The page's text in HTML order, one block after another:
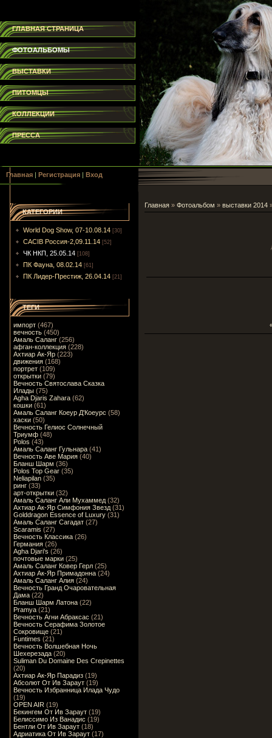
ГЛАВНАЯ СТРАНИЦА
ФОТОАЛЬБОМЫ
ВЫСТАВКИ
ПИТОМЦЫ
КОЛЛЕКЦИИ
ПРЕССА
Главная | Регистрация | Вход
КАТЕГОРИИ
World Dog Show, 07-10.08.14 [30]
CACIB Россия-2,09.11.14 [52]
ЧК НКП, 25.05.14 [108]
ПК Фауна, 08.02.14 [61]
ПК Лидер-Престиж, 26.04.14 [21]
ТЕГИ
импорт (467)
вечность (450)
Амаль Саланг (256)
афган-коллекция (228)
Ахтиар Ак-Яр (223)
движения (168)
портрет (109)
открытки (79)
Вечность Святослава Сказка
Илады (75)
Agha Djaris Zahara (62)
кошки (61)
Амаль Саланг Коеур Д'Коеурс (58)
хаски (50)
Вечность Гелиос Солнечный
Триумф (48)
Polos (43)
Амаль Саланг Гульнара (41)
Вечность Аве Мария (40)
Бланш Шарм (36)
Polos Top Gear (35)
Neliapilan (35)
ринг (33)
арт-открытки (32)
Амаль Саланг Али Мухаммед (32)
Ахтиар Ак-Яр Симфония Звезд (31)
Golddragon Essence of Luxury (31)
Амаль Саланг Сагадат (27)
Scaramis (27)
Вечность Классика (26)
Германия (26)
Agha Djari's (26)
почтовые марки (25)
Амаль Саланг Ковер Герл (25)
Ахтиар Ак-Яр Примадонна (24)
Амаль Саланг Алия (24)
Вечность Гранд Очаровательная
Дама (22)
Бланш Шарм Латона (22)
Pramya (21)
Вечность Агни Абраксас (21)
Вечность Серафима Золотое
Сокровище (21)
Funtimes (21)
Вечность Волшебная Ночь
Шехерезада (20)
Suliman Du Domaine Des Crepinettes
(20)
Ахтиар Ак-Яр Парадиз (19)
Абсолют От Ив Зараут (19)
Вечность Избранница Илада Чудо
(19)
OPEN AIR (19)
Бекингем От Ив Зараут (19)
Белиссимо Из Ванадис (19)
Бентли От Ив Зараут (18)
Адриатика От Ив Зараут (17)
Главная » Фотоальбом » выставки 2014